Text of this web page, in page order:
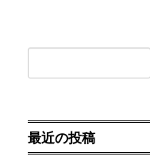
索:
最近の投稿